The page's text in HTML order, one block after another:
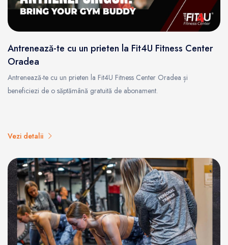
Antrenează-te cu un prieten la Fit4U Fitness Center
Oradea
Antrenează-te cu un prieten la Fit4U Fitness Center Oradea și
beneficiezi de o săptămână gratuită de abonament.
Vezi detalii